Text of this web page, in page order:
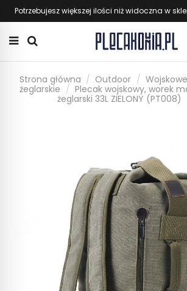
Potrzebujesz większej ilości niż widoczna w
Strona główna Outdoor Wojskowe
żeglarskie
Plecak wojskowy, worek
żeglarski 33L ZIELONY (PT008)